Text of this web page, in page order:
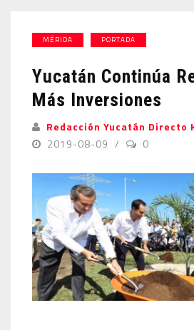
MÉRIDA PORTADA
Yucatán Continúa
Más Inversiones
Redacción Yucatán Directo
2019-08-09
0